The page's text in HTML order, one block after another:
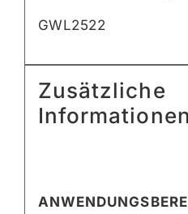
GWL2522
Zusätzliche
Informationen